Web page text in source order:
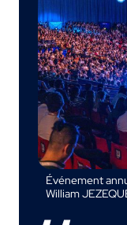
Événement
William